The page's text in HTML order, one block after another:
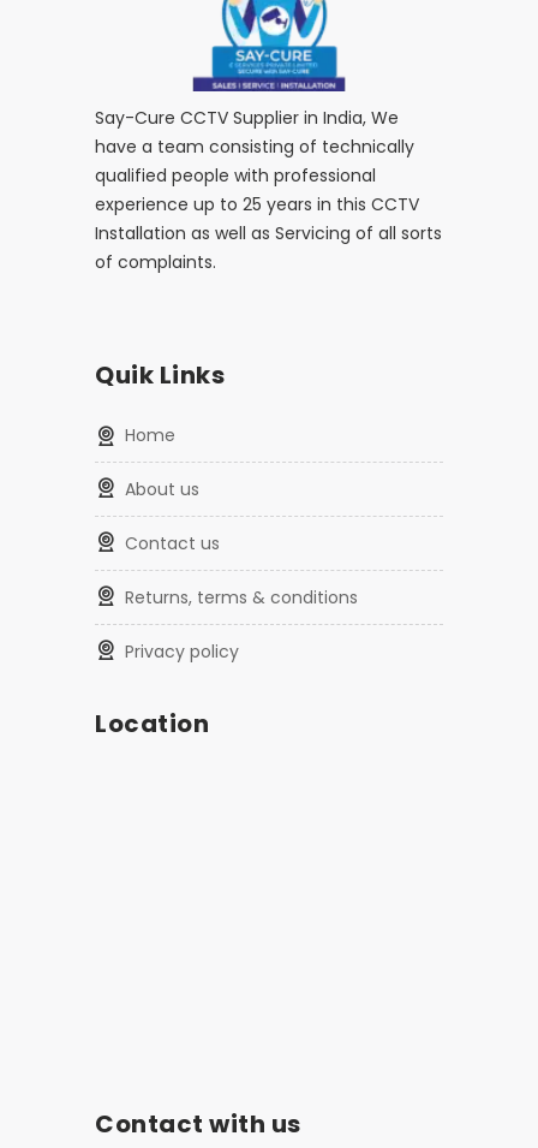
Say-Cure CCTV Supplier in India, We
have a team consisting of technically
qualified people with professional
experience up to 25 years in this CCTV
Installation as well as Servicing of all sorts
of complaints.
Quik Links
home
about us
contact us
returns, terms & conditions
privacy policy
Location
Contact with us